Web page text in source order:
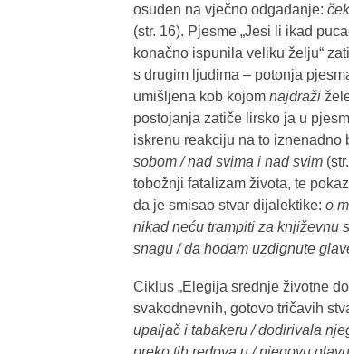
osuđen na vječno odgađanje:
(str. 16). Pjesme „Jesi li ikad
konačno ispunila veliku želju“
s drugim ljudima – potonja
umišljena kob kojom najdraži
postojanja zatiče lirsko ja u
iskrenu reakciju na to iznenadno
sobom / nad svima i nad svim
tobožnji fatalizam života, te
da je smisao stvar dijalektike: o
nikad neću trampiti za književnu
snagu / da hodam uzdignute
Ciklus „Elegija srednje životne
svakodnevnih, gotovo tričavih
upaljač i tabakeru / dodirivala